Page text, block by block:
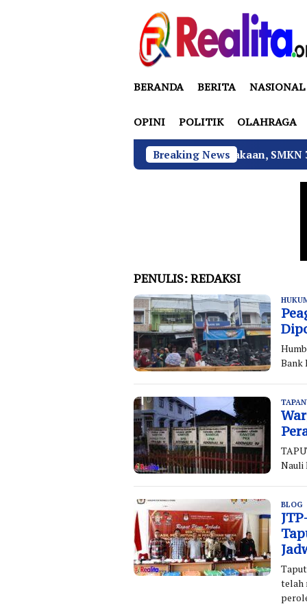
BERANDA BERITA NASIONAL
OPINI POLITIK OLAHRAGA
Breaking News
Tekan Fatalitas Kecelakaan, SMKN 3
PENULIS:REDAKSI
Bank
Nauli
BLOG
telah